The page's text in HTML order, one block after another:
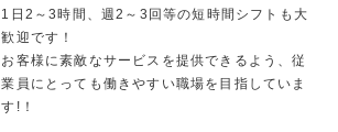
1日2～3時間、週2～3回等の短時間シフトも大
歓迎です！
お客様に素敵なサービスを提供できるよう、従
業員にとっても働きやすい職場を目指していま
す!！